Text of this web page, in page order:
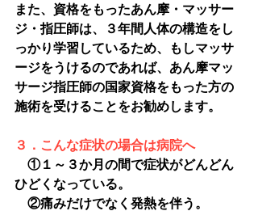
また、資格をもったあん摩・マッサー
ジ・指圧師は、３年間人体の構造をし
っかり学習しているため、もしマッサ
ージをうけるのであれば、あん摩マッ
サージ指圧師の国家資格をもった方の
施術を受けることをお勧めします。
３．こんな症状の場合は病院へ
①１～３か月の間で症状がどんどん
ひどくなっている。
②痛みだけでなく発熱を伴う。